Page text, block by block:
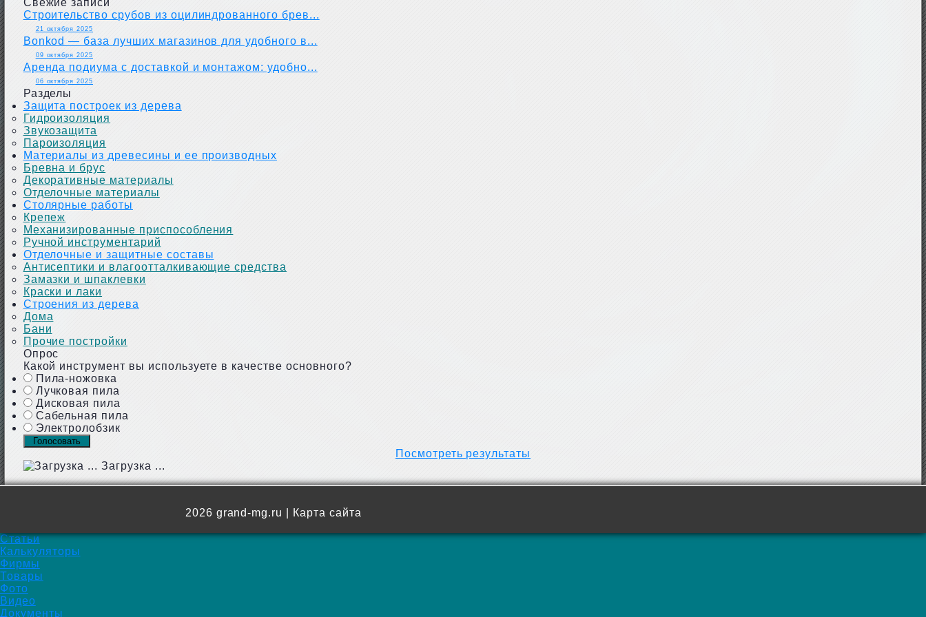
Свежие записи
Строительство срубов из оцилиндрованного брев...
21 октября 2025
Bonkod — база лучших магазинов для удобного в...
09 октября 2025
Аренда подиума с доставкой и монтажом: удобно...
06 октября 2025
Разделы
Защита построек из дерева
Гидроизоляция
Звукозащита
Пароизоляция
Материалы из древесины и ее производных
Бревна и брус
Декоративные материалы
Отделочные материалы
Столярные работы
Крепеж
Механизированные приспособления
Ручной инструментарий
Отделочные и защитные составы
Антисептики и влагоотталкивающие средства
Замазки и шпаклевки
Краски и лаки
Строения из дерева
Дома
Бани
Прочие постройки
Опрос
Какой инструмент вы используете в качестве основного?
Пила-ножовка
Лучковая пила
Дисковая пила
Сабельная пила
Электролобзик
Посмотреть результаты
Загрузка ...
2026 grand-mg.ru | Карта сайта
Статьи
Калькуляторы
Фирмы
Товары
Фото
Видео
Документы